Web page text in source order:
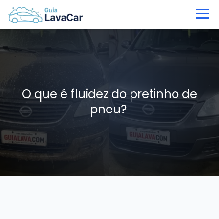
O que é fluidez do pretinho de
pneu?